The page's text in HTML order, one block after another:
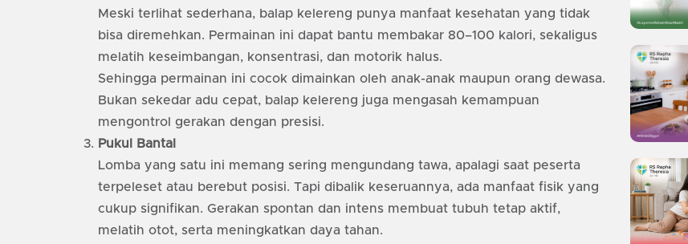
Meski terlihat sederhana, balap kelereng punya manfaat kesehatan yang tidak
bisa diremehkan. Permainan ini dapat bantu membakar 80–100 kalori, sekaligus
melatih keseimbangan, konsentrasi, dan motorik halus.
Sehingga permainan ini cocok dimainkan oleh anak-anak maupun orang dewasa.
Bukan sekedar adu cepat, balap kelereng juga mengasah kemampuan
mengontrol gerakan dengan presisi.
Pukul Bantal
Lomba yang satu ini memang sering mengundang tawa, apalagi saat peserta
terpeleset atau berebut posisi. Tapi dibalik keseruannya, ada manfaat fisik yang
cukup signifikan. Gerakan spontan dan intens membuat tubuh tetap aktif,
melatih otot, serta meningkatkan daya tahan.